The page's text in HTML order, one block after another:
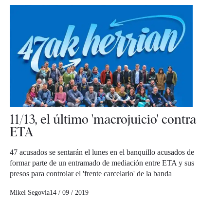
11/13, el último 'macrojuicio' contra
ETA
47 acusados se sentarán el lunes en el banquillo acusados de
formar parte de un entramado de mediación entre ETA y sus
presos para controlar el 'frente carcelario' de la banda
Mikel Segovia14 / 09 / 2019